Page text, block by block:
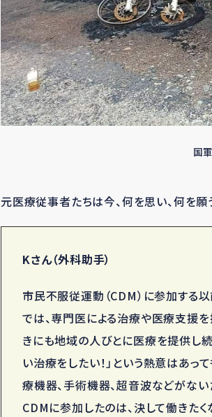
国
元医療従事者たちは今、何を思い、何を願
Kさん（外科助手）
市民不服従運動（CDM）に参加する
では、専門医による治療や医療支援
きにも地域の人びとに医療を提供し
い治療をしたい！」という熱意はあっ
療機器、手術機器、超音波などがな
CDMに参加したのは、決して働きた